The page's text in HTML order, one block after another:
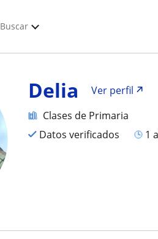
Buscar
Delia
Ver perfil
Clases de Primaria
Datos verificados